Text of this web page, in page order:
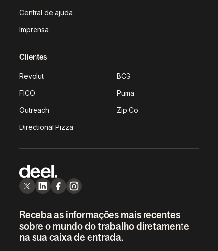
Central de ajuda
Imprensa
Clientes
Revolut BCG
FICO Puma
Outreach Zip Co
Directional Pizza
Receba as informações mais recentes
sobre o mundo do trabalho diretamente
na sua caixa de entrada.